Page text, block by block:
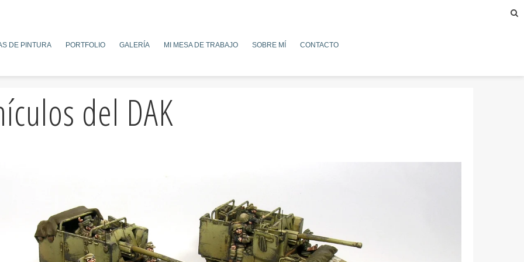
DE PINTURA PORTFOLIO GALERÍA MI MESA DE TRABAJO SOBRE MÍ CONTACTO
del DAK